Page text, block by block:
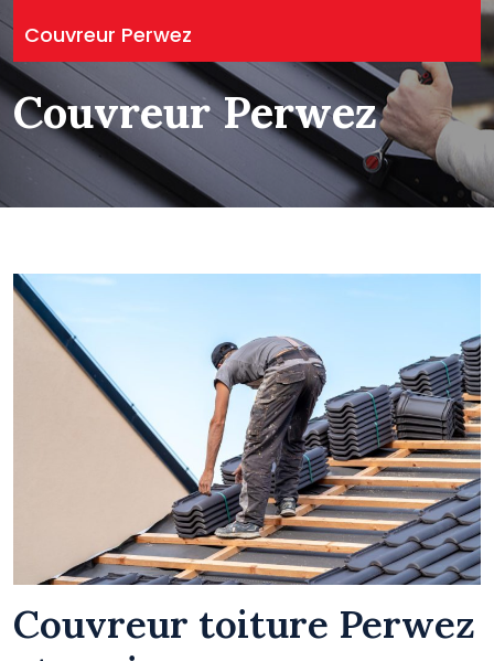
Couvreur Perwez
Couvreur Perwez
Couvreur toiture Perwez